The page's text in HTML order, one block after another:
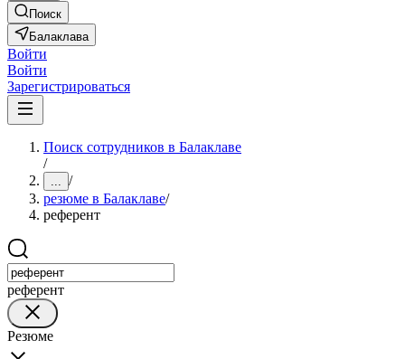
Поиск
Балаклава
Войти
Войти
Зарегистрироваться
Поиск сотрудников в Балаклаве
/
... /
резюме в Балаклаве/
референт
референт
Резюме